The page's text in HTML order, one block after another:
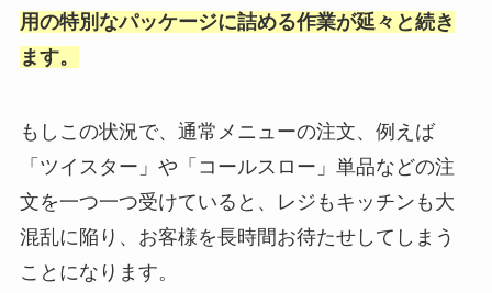
用の特別なパッケージに詰める作業が延々と続き
ます。
もしこの状況で、通常メニューの注文、例えば
「ツイスター」や「コールスロー」単品などの注
文を一つ一つ受けていると、レジもキッチンも大
混乱に陥り、お客様を長時間お待たせしてしまう
ことになります。